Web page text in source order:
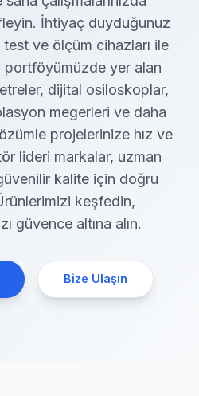
İhtiyaç duyduğunuz
ve ölçüm cihazları ile
portföyümüzde yer alan
dijital osiloskoplar,
megerleri ve daha
projelerinize hız ve
lideri markalar, uzman
kalite için doğru
keşfedin,
güvence altına alın.
Bize Ulaşın